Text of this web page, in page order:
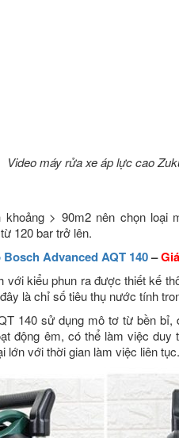
Video máy rửa xe áp lực cao
> 90m2 nên chọn loại
120 bar trở lên.
Advanced AQT 140–
kiểu phun ra được thiết kế
là chỉ số tiêu thụ nước tính
140 sử dụng mô tơ từ bền
động êm, có thể làm việc
lớn với thời gian làm việc liên tục.